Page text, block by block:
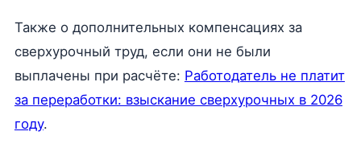
Также о дополнительных компенсациях за
сверхурочный труд, если они не были
выплачены при расчёте: Работодатель не платит
за переработки: взыскание сверхурочных в 2026
году.